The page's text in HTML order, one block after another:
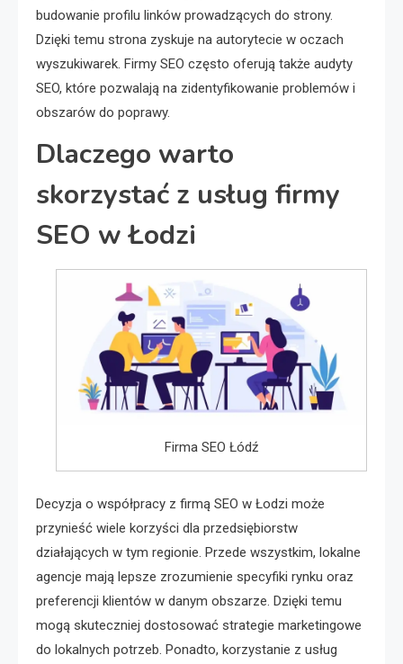
budowanie profilu linków prowadzących do strony.
Dzięki temu strona zyskuje na autorytecie w oczach
wyszukiwarek. Firmy SEO często oferują także audyty
SEO, które pozwalają na zidentyfikowanie problemów i
obszarów do poprawy.
Dlaczego warto
skorzystać z usług firmy
SEO w Łodzi
Firma SEO Łódź
Decyzja o współpracy z firmą SEO w Łodzi może
przynieść wiele korzyści dla przedsiębiorstw
działających w tym regionie. Przede wszystkim, lokalne
agencje mają lepsze zrozumienie specyfiki rynku oraz
preferencji klientów w danym obszarze. Dzięki temu
mogą skuteczniej dostosować strategie marketingowe
do lokalnych potrzeb. Ponadto, korzystanie z usług